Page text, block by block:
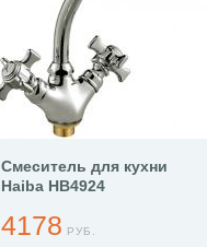
Смеситель для кухни
Haiba HB4924
4178 РУБ.